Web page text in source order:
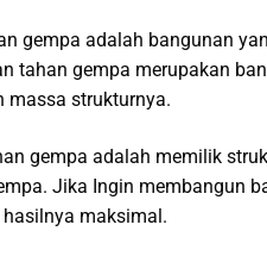
gempa adalah bangunan
tahan gempa merupakan
massa strukturnya.
gempa adalah memilik
Jika Ingin membangun
maksimal.